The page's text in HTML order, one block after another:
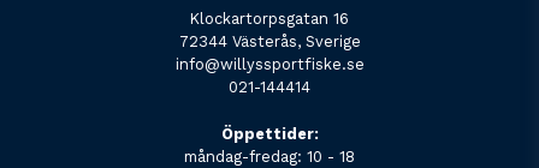
Klockartorpsgatan 16
72344 Västerås, Sverige
info@willyssportfiske.se
021-144414
Öppettider:
måndag-fredag: 10 - 18